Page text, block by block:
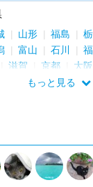
山形 福島
富山 石川
滋賀 京都 大阪
宮崎 沖縄
もっと見る